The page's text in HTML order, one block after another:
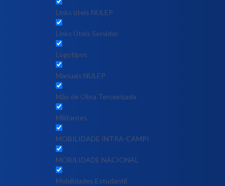
Links úteis NULEP
Links Úteis Servidor
Logotipos
Manuais NULEP
Mão de Obra Terceirizada
Militantes
MOBILIDADE INTRA-CAMPI
MOBILIDADE NACIONAL
Mobilidades Estudantil